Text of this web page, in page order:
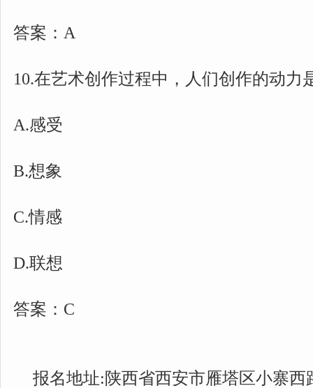
答案：A
10.在艺术创作过程中，人们创作的
A.感受
B.想象
C.情感
D.联想
答案：C
报名地址:陕西省西安市雁塔区小寨西